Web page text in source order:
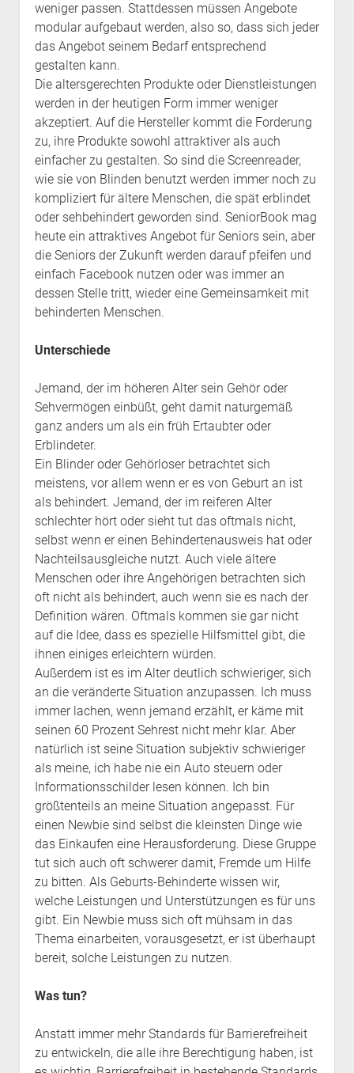
weniger passen. Stattdessen müssen Angebote
modular aufgebaut werden, also so, dass sich jeder
das Angebot seinem Bedarf entsprechend
gestalten kann.
Die altersgerechten Produkte oder Dienstleistungen
werden in der heutigen Form immer weniger
akzeptiert. Auf die Hersteller kommt die Forderung
zu, ihre Produkte sowohl attraktiver als auch
einfacher zu gestalten. So sind die Screenreader,
wie sie von Blinden benutzt werden immer noch zu
kompliziert für ältere Menschen, die spät erblindet
oder sehbehindert geworden sind. SeniorBook mag
heute ein attraktives Angebot für Seniors sein, aber
die Seniors der Zukunft werden darauf pfeifen und
einfach Facebook nutzen oder was immer an
dessen Stelle tritt, wieder eine Gemeinsamkeit mit
behinderten Menschen.
Unterschiede
Jemand, der im höheren Alter sein Gehör oder
Sehvermögen einbüßt, geht damit naturgemäß
ganz anders um als ein früh Ertaubter oder
Erblindeter.
Ein Blinder oder Gehörloser betrachtet sich
meistens, vor allem wenn er es von Geburt an ist
als behindert. Jemand, der im reiferen Alter
schlechter hört oder sieht tut das oftmals nicht,
selbst wenn er einen Behindertenausweis hat oder
Nachteilsausgleiche nutzt. Auch viele ältere
Menschen oder ihre Angehörigen betrachten sich
oft nicht als behindert, auch wenn sie es nach der
Definition wären. Oftmals kommen sie gar nicht
auf die Idee, dass es spezielle Hilfsmittel gibt, die
ihnen einiges erleichtern würden.
Außerdem ist es im Alter deutlich schwieriger, sich
an die veränderte Situation anzupassen. Ich muss
immer lachen, wenn jemand erzählt, er käme mit
seinen 60 Prozent Sehrest nicht mehr klar. Aber
natürlich ist seine Situation subjektiv schwieriger
als meine, ich habe nie ein Auto steuern oder
Informationsschilder lesen können. Ich bin
größtenteils an meine Situation angepasst. Für
einen Newbie sind selbst die kleinsten Dinge wie
das Einkaufen eine Herausforderung. Diese Gruppe
tut sich auch oft schwerer damit, Fremde um Hilfe
zu bitten. Als Geburts-Behinderte wissen wir,
welche Leistungen und Unterstützungen es für uns
gibt. Ein Newbie muss sich oft mühsam in das
Thema einarbeiten, vorausgesetzt, er ist überhaupt
bereit, solche Leistungen zu nutzen.
Was tun?
Anstatt immer mehr Standards für Barrierefreiheit
zu entwickeln, die alle ihre Berechtigung haben, ist